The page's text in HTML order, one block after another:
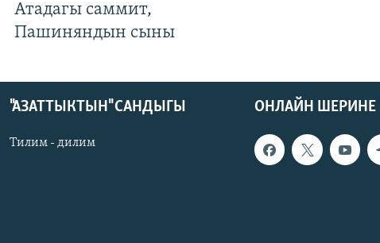
Атадагы саммит,
Пашиняндын сыны
ОНЛАЙН ШЕРИНЕ
"АЗАТТЫКТЫН" САНДЫГЫ
Тилим - дилим